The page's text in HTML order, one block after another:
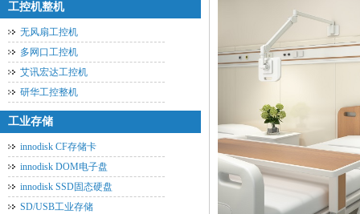
工控机整机
无风扇工控机
多网口工控机
艾讯宏达工控机
研华工控整机
工业存储
innodisk CF存储卡
innodisk DOM电子盘
innodisk SSD固态硬盘
SD/USB工业存储